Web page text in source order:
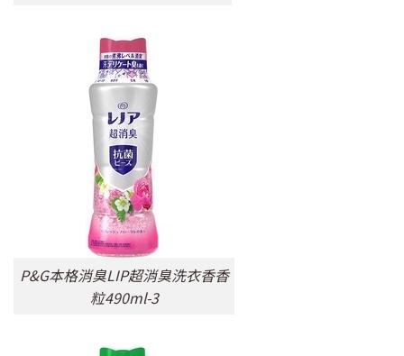
P&G本格消臭LIP超消臭洗衣香香
粒490ml-3